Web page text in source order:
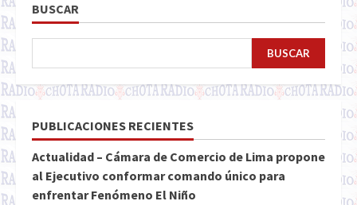
BUSCAR
BUSCAR
PUBLICACIONES RECIENTES
Actualidad – Cámara de Comercio de Lima propone
al Ejecutivo conformar comando único para
enfrentar Fenómeno El Niño